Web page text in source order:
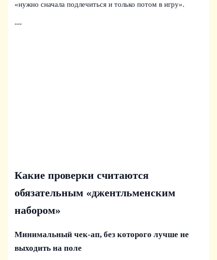
«нужно сначала подлечиться и только потом в игру».
---
Какие проверки считаются
обязательным «джентльменским
набором»
Минимальный чек‑ап, без которого лучше не
выходить на поле